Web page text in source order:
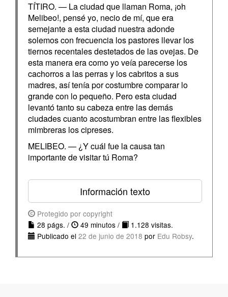
TÍTIRO. — La ciudad que llaman Roma, ¡oh
Melibeo!, pensé yo, necio de mí, que era
semejante a esta ciudad nuestra adonde
solemos con frecuencia los pastores llevar los
tiernos recentales destetados de las ovejas. De
esta manera era como yo veía parecerse los
cachorros a las perras y los cabritos a sus
madres, así tenía por costumbre comparar lo
grande con lo pequeño. Pero esta ciudad
levantó tanto su cabeza entre las demás
ciudades cuanto acostumbran entre las flexibles
mimbreras los cipreses.
MELIBEO. — ¿Y cuál fue la causa tan
importante de visitar tú Roma?
Información texto
Protegido por copyright
28 págs. /
49 minutos /
1.128 visitas.
Publicado el 22 de junio de 2018 por Edu Robsy.